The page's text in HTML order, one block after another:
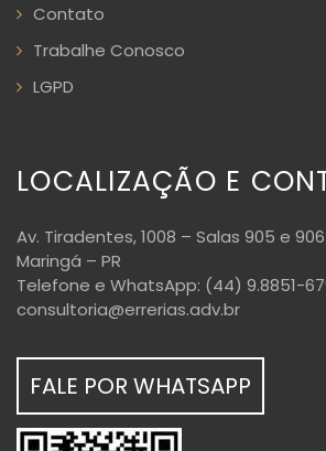
Contato
Trabalhe Conosco
LGPD
LOCALIZAÇÃO E
Av. Tiradentes, 1008 – Salas 905 e 906
Maringá – PR
Telefone e WhatsApp: (44) 9.8851-
consultoria@errerias.adv.br
FALE POR WHATSAPP